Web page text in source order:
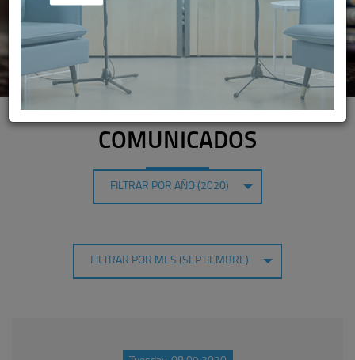
COMUNICADOS
FILTRAR POR AÑO (2020)
FILTRAR POR MES (SEPTIEMBRE)